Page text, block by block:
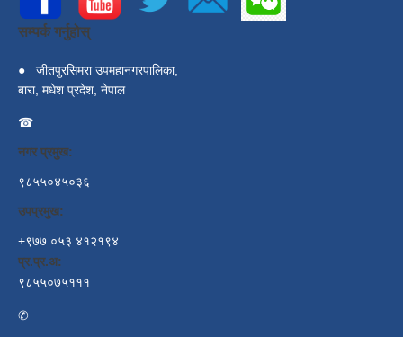
सम्पर्क गर्नुहोस्
●
जीतपुरसिमरा उपमहानगरपालिका,
बारा, मधेश प्रदेश, नेपाल
☎
नगर प्रमुख:
९८५५०४५०३६
उपप्रमुख:
+९७७ ०५३ ४१२१९४
प्र.प्र.अ:
९८५५०७५१११
✆